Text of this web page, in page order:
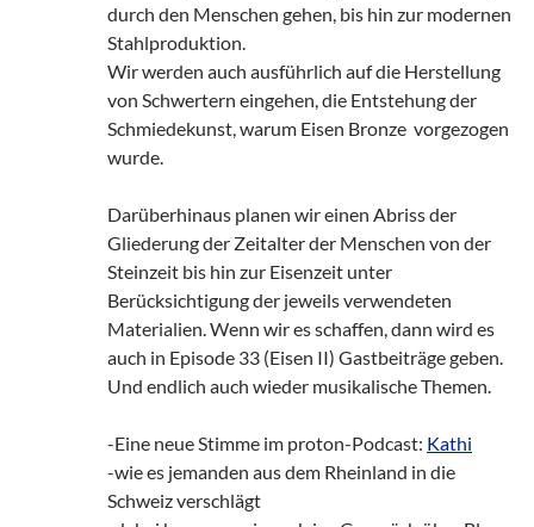
durch den Menschen gehen, bis hin zur modernen
Stahlproduktion.
Wir werden auch ausführlich auf die Herstellung
von Schwertern eingehen, die Entstehung der
Schmiedekunst, warum Eisen Bronze vorgezogen
wurde.
Darüberhinaus planen wir einen Abriss der
Gliederung der Zeitalter der Menschen von der
Steinzeit bis hin zur Eisenzeit unter
Berücksichtigung der jeweils verwendeten
Materialien. Wenn wir es schaffen, dann wird es
auch in Episode 33 (Eisen II) Gastbeiträge geben.
Und endlich auch wieder musikalische Themen.
-Eine neue Stimme im proton-Podcast: Kathi
-wie es jemanden aus dem Rheinland in die
Schweiz verschlägt